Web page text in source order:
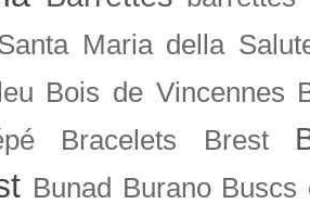
Maria della
Bois de Vincennes
Bracelets Brest
Bunad Burano Buscs